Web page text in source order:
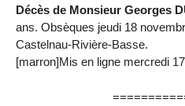
Décès de Monsieur Georges
ans. Obsèques jeudi 18
Castelnau-Rivière-Basse.
[marron]Mis en ligne mercredi